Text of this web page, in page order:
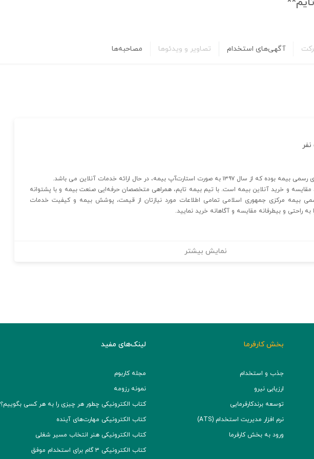
آگهی‌های استخدام تصاویر و ویدئوها مصاحبه‌ها
به صورت استارت‌‍آپ بیمه، در حال ارائه خدمات آنلاین می باشد.
مقایسه و خرید آنلاین بیمه است. با تیم بیمه تایم، همراهی متخصصان حرفه‌ایی صنعت بیمه و با پشتوانه
رسمی بیمه مرکزی جمهوری اسلامی تمامی اطلاعات مورد نیازتان از قیمت، پوشش بیمه و کیفیت خدمات
راحتی و بیطرفانه مقایسه و آگاهانه خرید نمایید.
نمایش بیشتر
بخش کارفرما
جذب و استخدام
ارزیابی نیرو
توسعه برند‌کارفرمایی
نرم افزار مدیریت استخدام (ATS)
ورود به بخش کارفرما
لینک‌های مفید
مجله کاربوم
نمونه رزومه
کتاب الکترونیکی چطور هر چیزی را به هر کسی بگوییم؟
کتاب الکترونیکی مهارت‌های آینده
کتاب الکترونیکی هنر انتخاب مسیر شغلی
کتاب الکترونیکی ۳ گام برای استخدام موفق